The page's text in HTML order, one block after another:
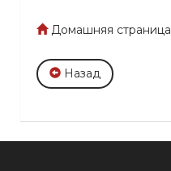
Домашняя страница
Назад